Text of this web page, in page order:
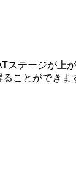
テージが上
ことができま